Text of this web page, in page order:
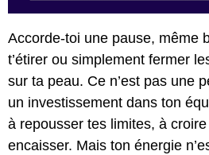
Accorde-toi une pause, même
t’étirer ou simplement fermer
sur ta peau. Ce n’est pas une
un investissement dans ton
à repousser tes limites, à
encaisser. Mais ton énergie